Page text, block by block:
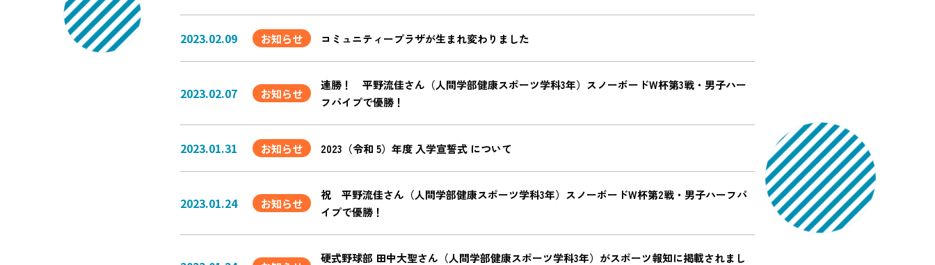
2023.02.09 お知らせ コミュニティープラザが生まれ変わりました
2023.02.07 お知らせ
連勝！ 平野流佳さん（人間学部健康スポーツ学科3年）スノーボードW杯第3戦・男子ハー
フパイプで優勝！
2023.01.31 お知らせ 2023（令和 5）年度 入学宣誓式 について
2023.01.24 お知らせ
祝 平野流佳さん（人間学部健康スポーツ学科3年）スノーボードW杯第2戦・男子ハーフパ
イプで優勝！
硬式野球部 田中大聖さん（人間学部健康スポーツ学科3年）がスポーツ報知に掲載されまし